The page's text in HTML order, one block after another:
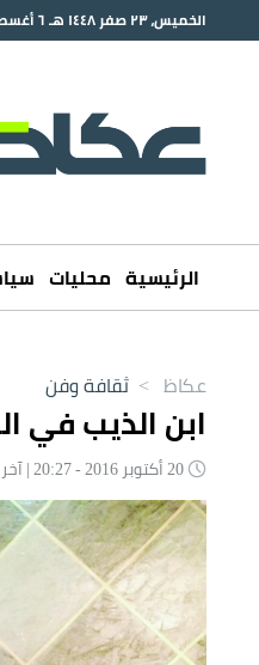
الخميس، ٢٣ صفر ١٤٤٨ هـ ٦ أغسطس ٢٠٢٦ م
الرئيسية محليات
عكاظ > ثقافة وفن
ابن الذيب في